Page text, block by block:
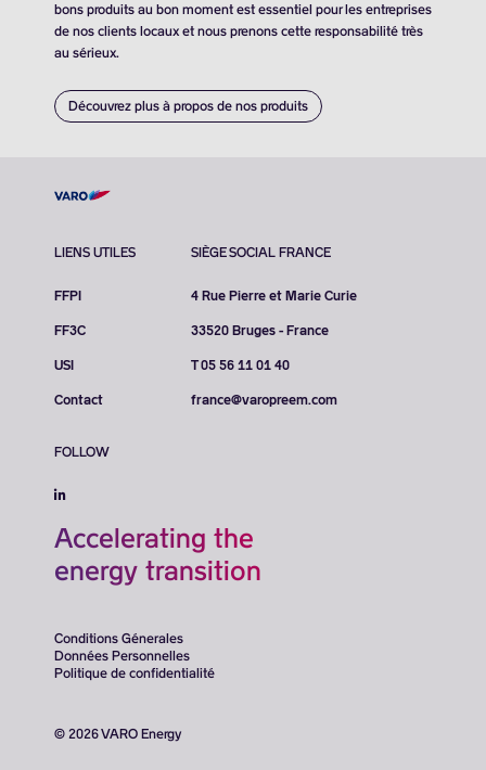
bons produits au bon moment est essentiel pour les entreprises
de nos clients locaux et nous prenons cette responsabilité très
au sérieux.
Découvrez plus à propos de nos produits
LIENS UTILES
FFPI
FF3C
USI
Contact
SIÈGE SOCIAL FRANCE
4 Rue Pierre et Marie Curie
33520 Bruges - France
T 05 56 11 01 40
france@varopreem.com
FOLLOW
Accelerating the
energy transition
© 2026 VARO Energy
Conditions Génerales
Données Personnelles
Politique de confidentialité